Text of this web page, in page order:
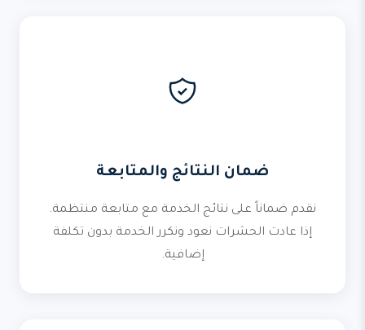
ضمان النتائج والمتابعة
نقدم ضماناً على نتائج الخدمة مع متابعة منتظمة.
إذا عادت الحشرات نعود ونكرر الخدمة بدون تكلفة
إضافية.